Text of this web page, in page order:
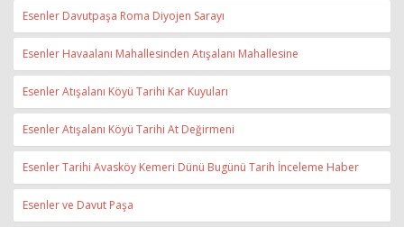
Esenler Davutpaşa Roma Diyojen Sarayı
Esenler Havaalanı Mahallesinden Atışalanı Mahallesine
Esenler Atışalanı Köyü Tarihi Kar Kuyuları
Esenler Atışalanı Köyü Tarihi At Değirmeni
Esenler Tarihi Avasköy Kemeri Dünü Bugünü Tarih İnceleme Haber
Esenler ve Davut Paşa